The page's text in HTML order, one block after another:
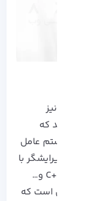
Vscode که با نام Microsoft Visual Studio Code نیز
باشد که
دو سیستم عامل
ویرایشگر با
اکثر زبان های برنامه نویسی مانند: جاوا، پایتون، ++C و…
این است که